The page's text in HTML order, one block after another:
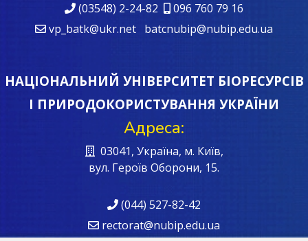
(03548) 2-24-82
096 760 79 16
vp_batk@ukr.net batcnubip@nubip.edu.ua
НАЦІОНАЛЬНИЙ УНІВЕРСИТЕТ БІОРЕСУРСІВ
І ПРИРОДОКОРИСТУВАННЯ УКРАЇНИ
Адреса:
03041, Україна, м. Київ,
вул. Героїв Oборони, 15.
(044) 527-82-42
rectorat@nubip.edu.ua